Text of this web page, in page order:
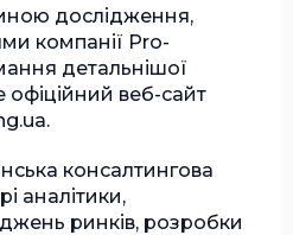
дослідження,
компанії Pro-
детальнішої
офіційний веб-сайт
консалтингова
аналітики,
ринків, розробки